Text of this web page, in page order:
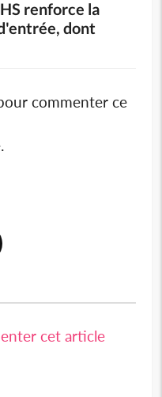
renforce la
dont
commenter ce
cet article